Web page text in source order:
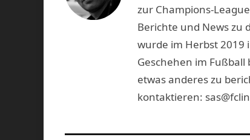
zur Champions-
Berichte und News zu
wurde im Herbst 2019
Geschehen im
etwas anderes zu
kontaktieren: